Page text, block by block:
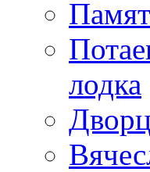
лодка